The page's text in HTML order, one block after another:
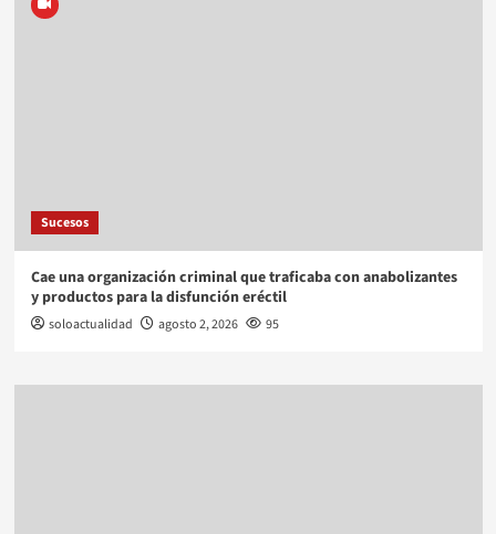
Sucesos
Cae una organización criminal que traficaba con anabolizantes
y productos para la disfunción eréctil
soloactualidad agosto 2, 2026 95